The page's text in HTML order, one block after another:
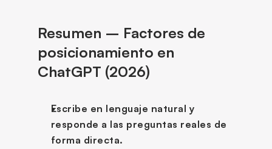
Resumen – Factores de
posicionamiento en
ChatGPT (2026)
Escribe en lenguaje natural y
responde a las preguntas reales de
forma directa.